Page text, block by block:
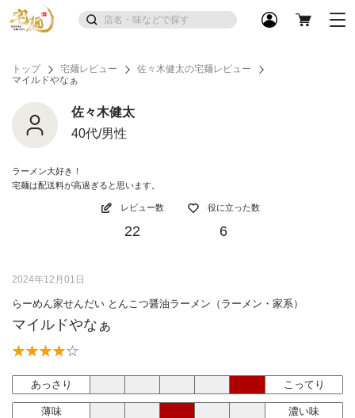
トップ 宅麺レビュー
佐々木健太の宅麺レビュー
マイルドやなぁ
佐々木健太
40代/男性
ラーメン大好き！
宅麺は配送料が高過ぎると思います。
レビュー数
22
役に立った数
6
2024年12月01日
らーめん家せんだい とんこつ醤油ラーメン（ラーメン・家系）
マイルドやなぁ
あっさり こってり
薄味 濃い味